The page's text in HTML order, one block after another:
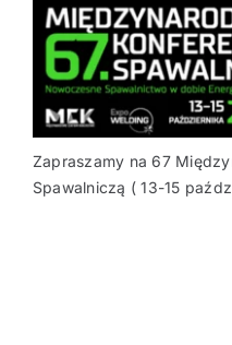
Zapraszamy na 67
Spawalniczą ( 13-15